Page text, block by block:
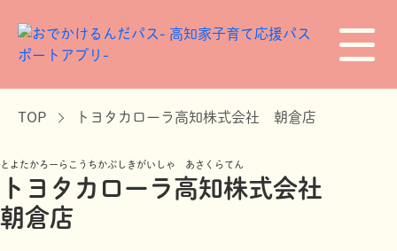
TOP トヨタカローラ高知株式会社 朝倉店
とよたかろーらこうちかぶしきがいしゃ あさくらてん
トヨタカローラ高知株式会社
朝倉店